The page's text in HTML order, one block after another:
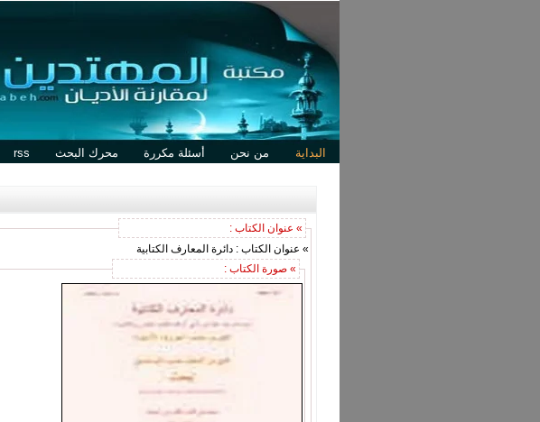
البداية من نحن أسئلة مكررة محرك البحث rss
» عنوان الكتاب :
» عنوان الكتاب : دائرة المعارف الكتابية
» صورة الكتاب :